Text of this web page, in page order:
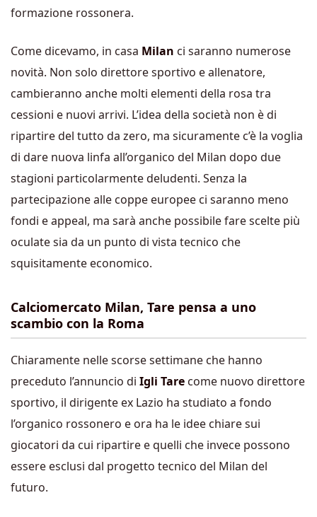
formazione rossonera.
Come dicevamo, in casa Milan ci saranno numerose
novità. Non solo direttore sportivo e allenatore,
cambieranno anche molti elementi della rosa tra
cessioni e nuovi arrivi. L’idea della società non è di
ripartire del tutto da zero, ma sicuramente c’è la voglia
di dare nuova linfa all’organico del Milan dopo due
stagioni particolarmente deludenti. Senza la
partecipazione alle coppe europee ci saranno meno
fondi e appeal, ma sarà anche possibile fare scelte più
oculate sia da un punto di vista tecnico che
squisitamente economico.
Calciomercato Milan, Tare pensa a uno
scambio con la Roma
Chiaramente nelle scorse settimane che hanno
preceduto l’annuncio di Igli Tare come nuovo direttore
sportivo, il dirigente ex Lazio ha studiato a fondo
l’organico rossonero e ora ha le idee chiare sui
giocatori da cui ripartire e quelli che invece possono
essere esclusi dal progetto tecnico del Milan del
futuro.